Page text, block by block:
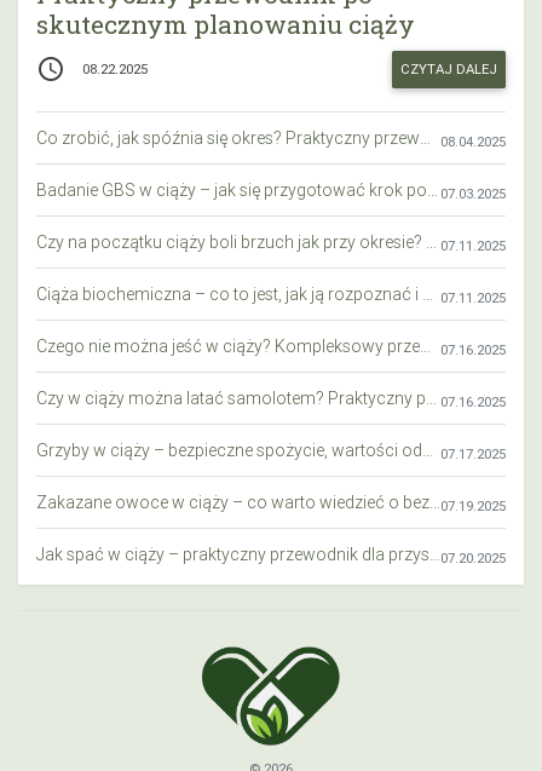
skutecznym planowaniu ciąży
access_time 08.22.2025 CZYTAJ DALEJ
08.04.2025
07.03.2025
07.11.2025
07.11.2025
07.16.2025
07.16.2025
07.17.2025
07.19.2025
07.20.2025